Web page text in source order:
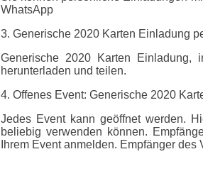
WhatsApp
3. Generische 2020 Karten Einladung
Generische 2020 Karten Einladung,
herunterladen und teilen.
4. Offenes Event: Generische 2020
Jedes Event kann geöffnet werden.
beliebig verwenden können.
Ihrem Event anmelden. Empfänger